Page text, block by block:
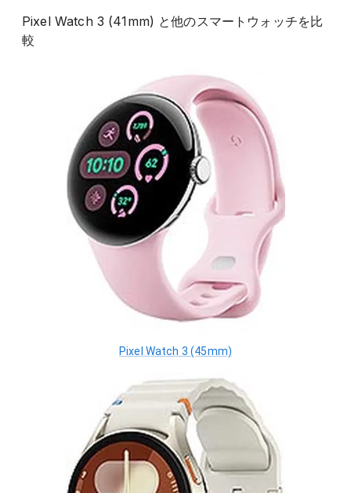
Pixel Watch 3 (41mm) と他のスマートウォッチを比
較
Pixel Watch 3 (45mm)